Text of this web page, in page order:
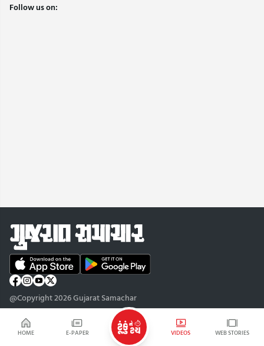
HOME E-PAPER VIDEOS WEB STORIES
Follow us on:
@Copyright 2026 Gujarat Samachar